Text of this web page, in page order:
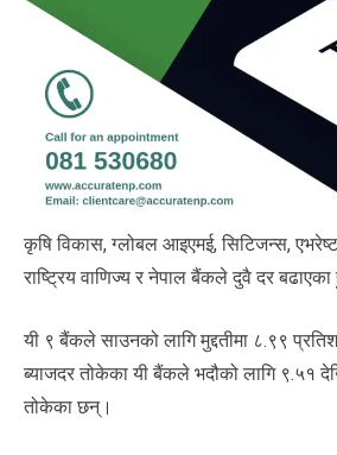
कृषि विकास, ग्लोबल आइएमई, सिटिजन्स,
राष्ट्रिय वाणिज्य र नेपाल बैंकले दुवै दर
यी ९ बैंकले साउनको लागि मुद्दतीमा ८.९९
ब्याजदर तोकेका यी बैंकले भदौको लागि ९.५१
तोकेका छन्।